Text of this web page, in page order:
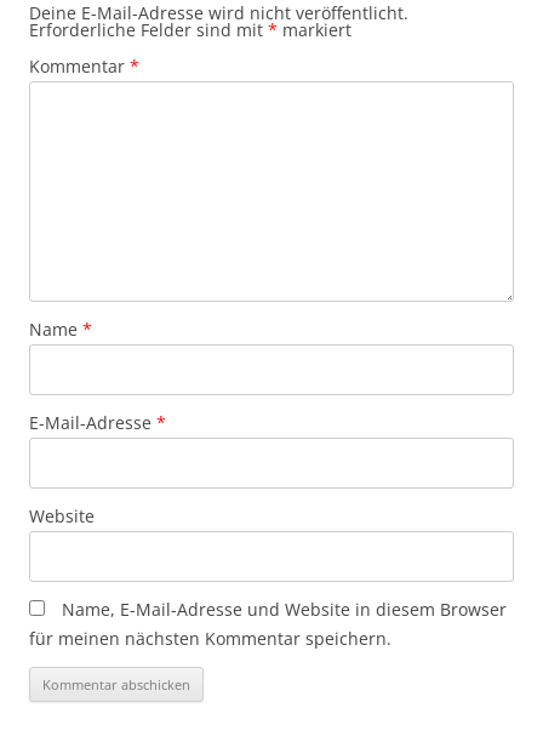
Deine E-Mail-Adresse wird nicht veröffentlicht.
Erforderliche Felder sind mit * markiert
Kommentar *
Name *
E-Mail-Adresse *
Website
Name, E-Mail-Adresse und Website in diesem Browser
für meinen nächsten Kommentar speichern.